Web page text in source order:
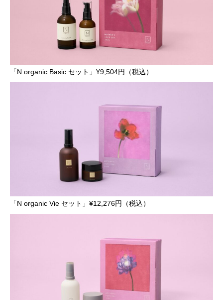
「N organic Basic セット」¥9,504円（税込）
「N organic Vie セット」¥12,276円（税込）